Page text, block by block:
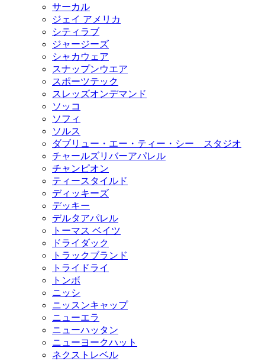
サーカル
ジェイ アメリカ
シティラブ
ジャージーズ
シャカウェア
スナップンウエア
スポーツテック
スレッズオンデマンド
ソッコ
ソフィ
ソルス
ダブリュー・エー・ティー・シー スタジオ
チャールズリバーアパレル
チャンピオン
ティースタイルド
ディッキーズ
デッキー
デルタアパレル
トーマス ベイツ
ドライダック
トラックブランド
トライドライ
トンボ
ニッシ
ニッスンキャップ
ニューエラ
ニューハッタン
ニューヨークハット
ネクストレベル